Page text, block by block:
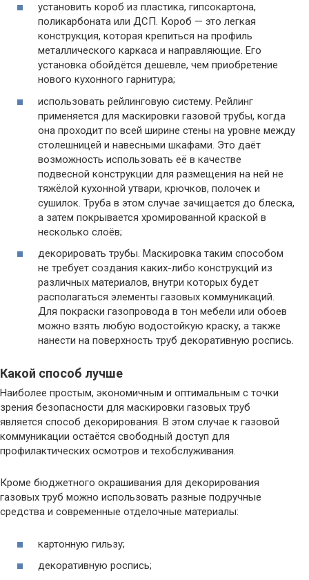
установить короб из пластика, гипсокартона,
поликарбоната или ДСП. Короб — это легкая
конструкция, которая крепиться на профиль
металлического каркаса и направляющие. Его
установка обойдётся дешевле, чем приобретение
нового кухонного гарнитура;
использовать рейлинговую систему. Рейлинг
применяется для маскировки газовой трубы, когда
она проходит по всей ширине стены на уровне между
столешницей и навесными шкафами. Это даёт
возможность использовать её в качестве
подвесной конструкции для размещения на ней не
тяжёлой кухонной утвари, крючков, полочек и
сушилок. Труба в этом случае зачищается до блеска,
а затем покрывается хромированной краской в
несколько слоёв;
декорировать трубы. Маскировка таким способом
не требует создания каких-либо конструкций из
различных материалов, внутри которых будет
располагаться элементы газовых коммуникаций.
Для покраски газопровода в тон мебели или обоев
можно взять любую водостойкую краску, а также
нанести на поверхность труб декоративную роспись.
Какой способ лучше
Наиболее простым, экономичным и оптимальным с точки
зрения безопасности для маскировки газовых труб
является способ декорирования. В этом случае к газовой
коммуникации остаётся свободный доступ для
профилактических осмотров и техобслуживания.
Кроме бюджетного окрашивания для декорирования
газовых труб можно использовать разные подручные
средства и современные отделочные материалы:
картонную гильзу;
декоративную роспись;